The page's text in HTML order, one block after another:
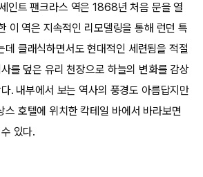
인트 팬크라스 역은 1868년 처음 문을 열
이 역은 지속적인 리모델링을 통해 런던 특
데 클래식하면서도 현대적인 세련됨을 적절
를 덮은 유리 천장으로 하늘의 변화를 감상
. 내부에서 보는 역사의 풍경도 아름답지만
스 호텔에 위치한 칵테일 바에서 바라보면
있다.